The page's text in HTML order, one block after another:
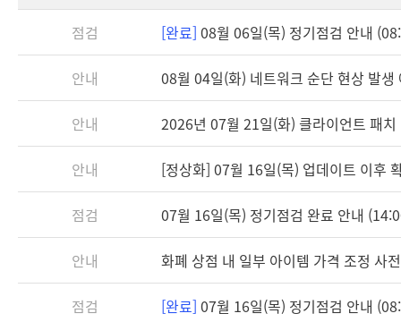
점검 [완료] 08월 06일(목) 정기점검 안내
안내 08월 04일(화) 네트워크 순단 현상 발생
안내 2026년 07월 21일(화) 클라이언트 패
안내 [정상화] 07월 16일(목) 업데이트 이후
점검 07월 16일(목) 정기점검 완료 안내
안내 화폐 상점 내 일부 아이템 가격 조정 사
점검 [완료] 07월 16일(목) 정기점검 안내